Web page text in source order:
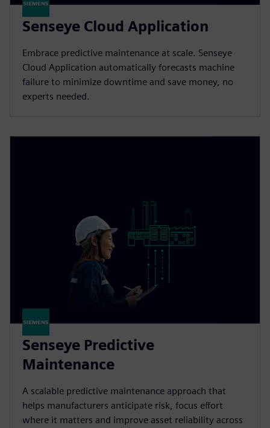
Senseye Cloud Application
Embrace predictive maintenance at scale. Senseye
Cloud Application automatically forecasts machine
failure to minimize downtime and save money, no
experts needed.
Senseye Predictive
Maintenance
A scalable predictive maintenance approach that
helps manufacturers anticipate risk, focus effort
where it matters and improve asset reliability across